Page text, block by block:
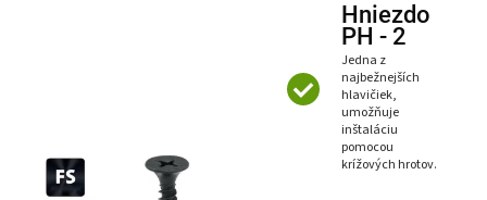
Hniezdo
PH - 2
Jedna z
najbežnejších
hlavičiek,
umožňuje
inštaláciu
pomocou
krížových hrotov.